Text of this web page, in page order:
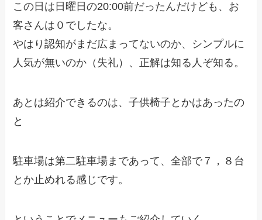
この日は日曜日の20:00前だったんだけども、お
客さんは０でしたな。
やはり認知がまだ広まってないのか、シンプルに
人気が無いのか（失礼）、正解は知る人ぞ知る。
あとは紹介できるのは、子供椅子とかはあったの
と
駐車場は第二駐車場まであって、全部で７，８台
とか止めれる感じです。